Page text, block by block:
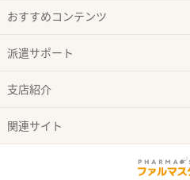
おすすめコンテンツ
派遣サポート
支店紹介
関連サイト